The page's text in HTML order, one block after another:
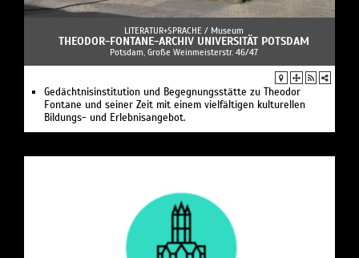
LITERATUR+SPRACHE / Museum
THEODOR-FONTANE-ARCHIV UNIVERSITÄT POTSDAM
Potsdam, Große Weinmeisterstr. 46/47
Gedächtnisinstitution und Begegnungsstätte zu Theodor
Fontane und seiner Zeit mit einem vielfältigen kulturellen
Bildungs- und Erlebnisangebot.